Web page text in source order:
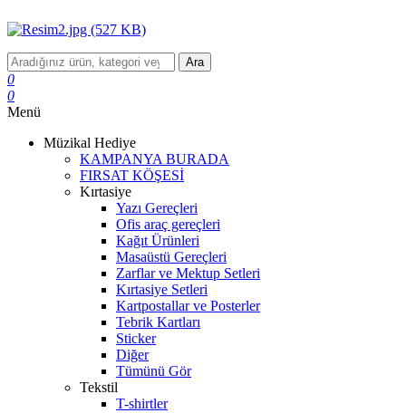
Ara
0
0
Menü
Müzikal Hediye
KAMPANYA BURADA
FIRSAT KÖŞESİ
Kırtasiye
Yazı Gereçleri
Ofis araç gereçleri
Kağıt Ürünleri
Masaüstü Gereçleri
Zarflar ve Mektup Setleri
Kırtasiye Setleri
Kartpostallar ve Posterler
Tebrik Kartları
Sticker
Diğer
Tümünü Gör
Tekstil
T-shirtler